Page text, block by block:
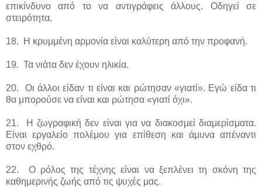
επικίνδυνο από το να αντιγράφεις άλλους. Οδηγεί σε
στειρότητα.
18. Η κρυμμένη αρμονία είναι καλύτερη από την προφανή.
19. Τα νιάτα δεν έχουν ηλικία.
20. Οι άλλοι είδαν τι είναι και ρώτησαν «γιατί». Εγώ είδα τι
θα μπορούσε να είναι και ρώτησα «γιατί όχι».
21. Η ζωγραφική δεν είναι για να διακοσμεί διαμερίσματα.
Είναι εργαλείο πολέμου για επίθεση και άμυνα απέναντι
στον εχθρό.
22. Ο ρόλος της τέχνης είναι να ξεπλένει τη σκόνη της
καθημερινής ζωής από τις ψυχές μας.